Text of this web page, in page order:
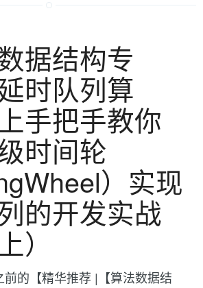
据结构专
时队列算
手把手教你
时间轮
）实现
的开发实战
）
的【精华推荐 |【算法数据结